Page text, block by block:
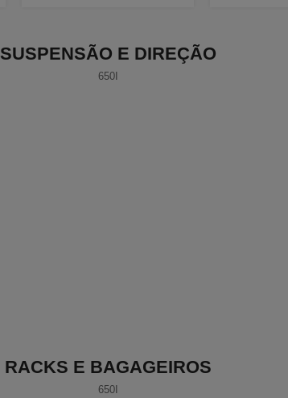
SUSPENSÃO E DIREÇÃO
650I
RACKS E BAGAGEIROS
650I